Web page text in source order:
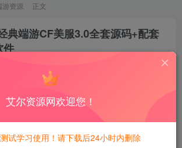
游资源 正文
典端游CF美服3.0全套源码+配套
件
获得600积分！所有资源可以使用
艾尔资源网欢迎您！
试学习使用！请下载后24小时内删除